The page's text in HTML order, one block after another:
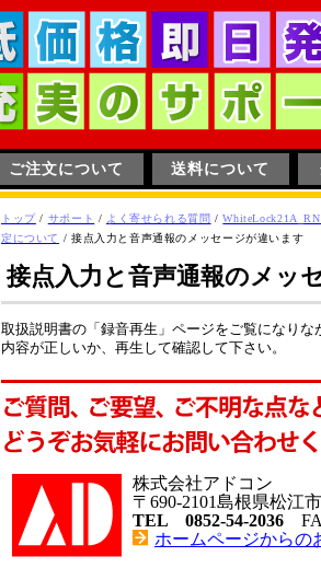
ご注文について 送料について
現
在
位
トップ/ サポート / よく寄せられる質問 /
定について / 接点入力と音声通報のメッセージが違います
接点入力と音声通報のメッ
取扱説明書の「録音再生」ページをご覧になり
内容が正しいか、再生して確認して下さい。
株式会社アドコン
〒690-2101島根県松江
TEL 0852-54-2036
ホームページからの